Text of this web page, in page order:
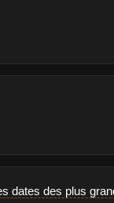
dates des plus